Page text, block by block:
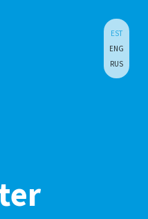
EST
ENG
RUS